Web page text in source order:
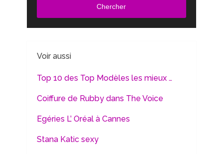
Chercher
Voir aussi
Top 10 des Top Modèles les mieux …
Coiffure de Rubby dans The Voice
Egéries L’ Oréal à Cannes
Stana Katic sexy